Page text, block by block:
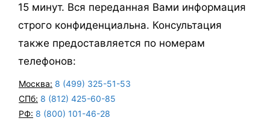
15 минут. Вся переданная Вами информация
строго конфиденциальна. Консультация
также предоставляется по номерам
телефонов:
Москва: 8 (499) 325-51-53
СПб: 8 (812) 425-60-85
РФ: 8 (800) 101-46-28